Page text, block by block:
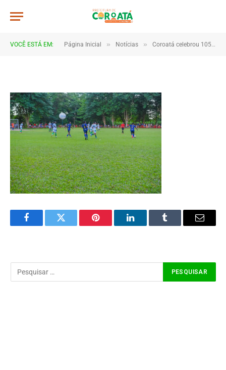
VOCÊ ESTÁ EM: Página Inicial » Notícias » Coroatá celebrou 105 anos com festa histórica, obras e presença do governador Carlos Brandão
JWR_5540
FacebookTwitter Pinterest LinkedInTumblr Email